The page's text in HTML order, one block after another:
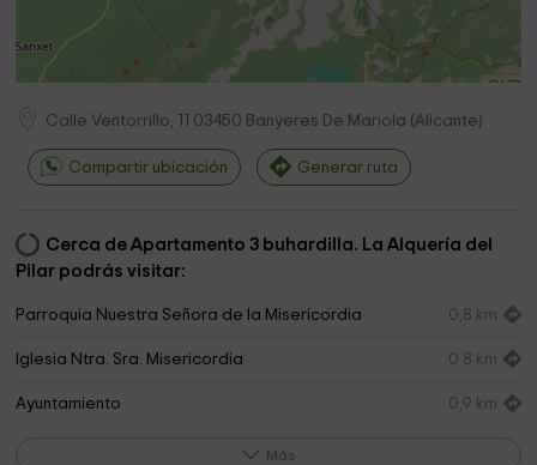
Calle Ventorrillo, 11 03450 Banyeres De Mariola (Alicante)
Compartir ubicación Generar ruta
Cerca de Apartamento 3 buhardilla. La Alquería del
Pilar podrás visitar:
Parroquia Nuestra Señora de la Misericordia 0,8 km
Iglesia Ntra. Sra. Misericordia 0,8 km
Ayuntamiento 0,9 km
Ayuntamiento de Banyeres de Mariola
Más